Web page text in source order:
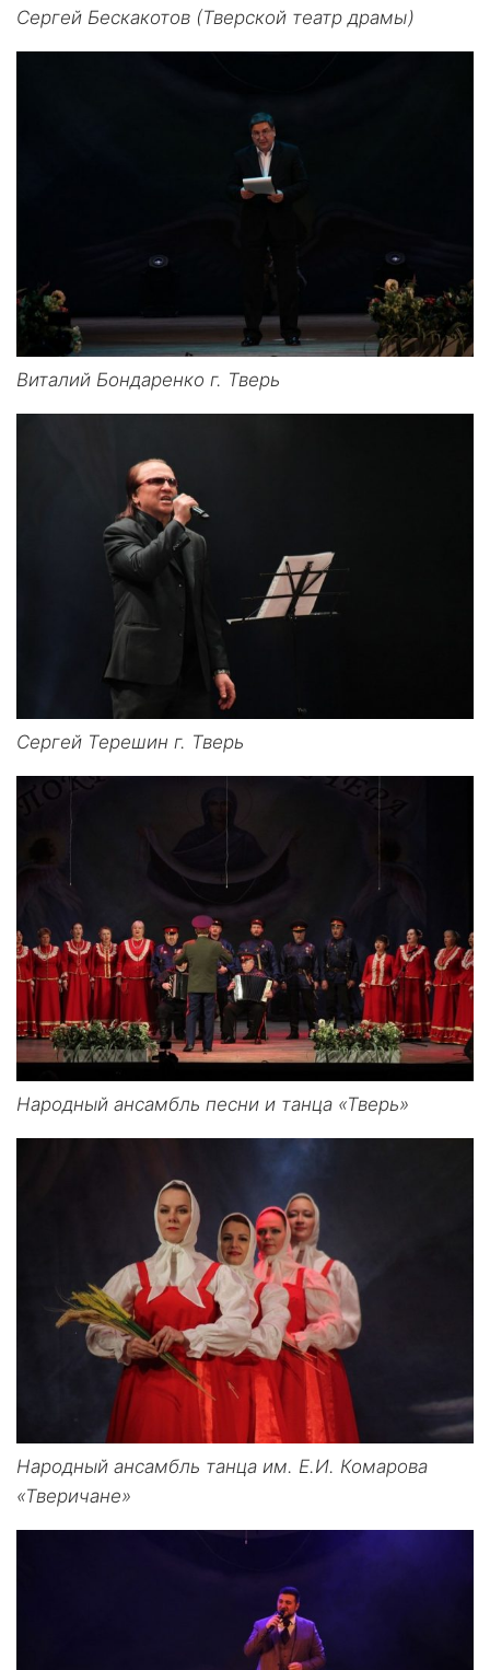
Сергей Бескакотов (Тверской театр драмы)
Виталий Бондаренко г. Тверь
Сергей Терешин г. Тверь
Народный ансамбль песни и танца «Тверь»
Народный ансамбль танца им. Е.И. Комарова
«Тверичане»